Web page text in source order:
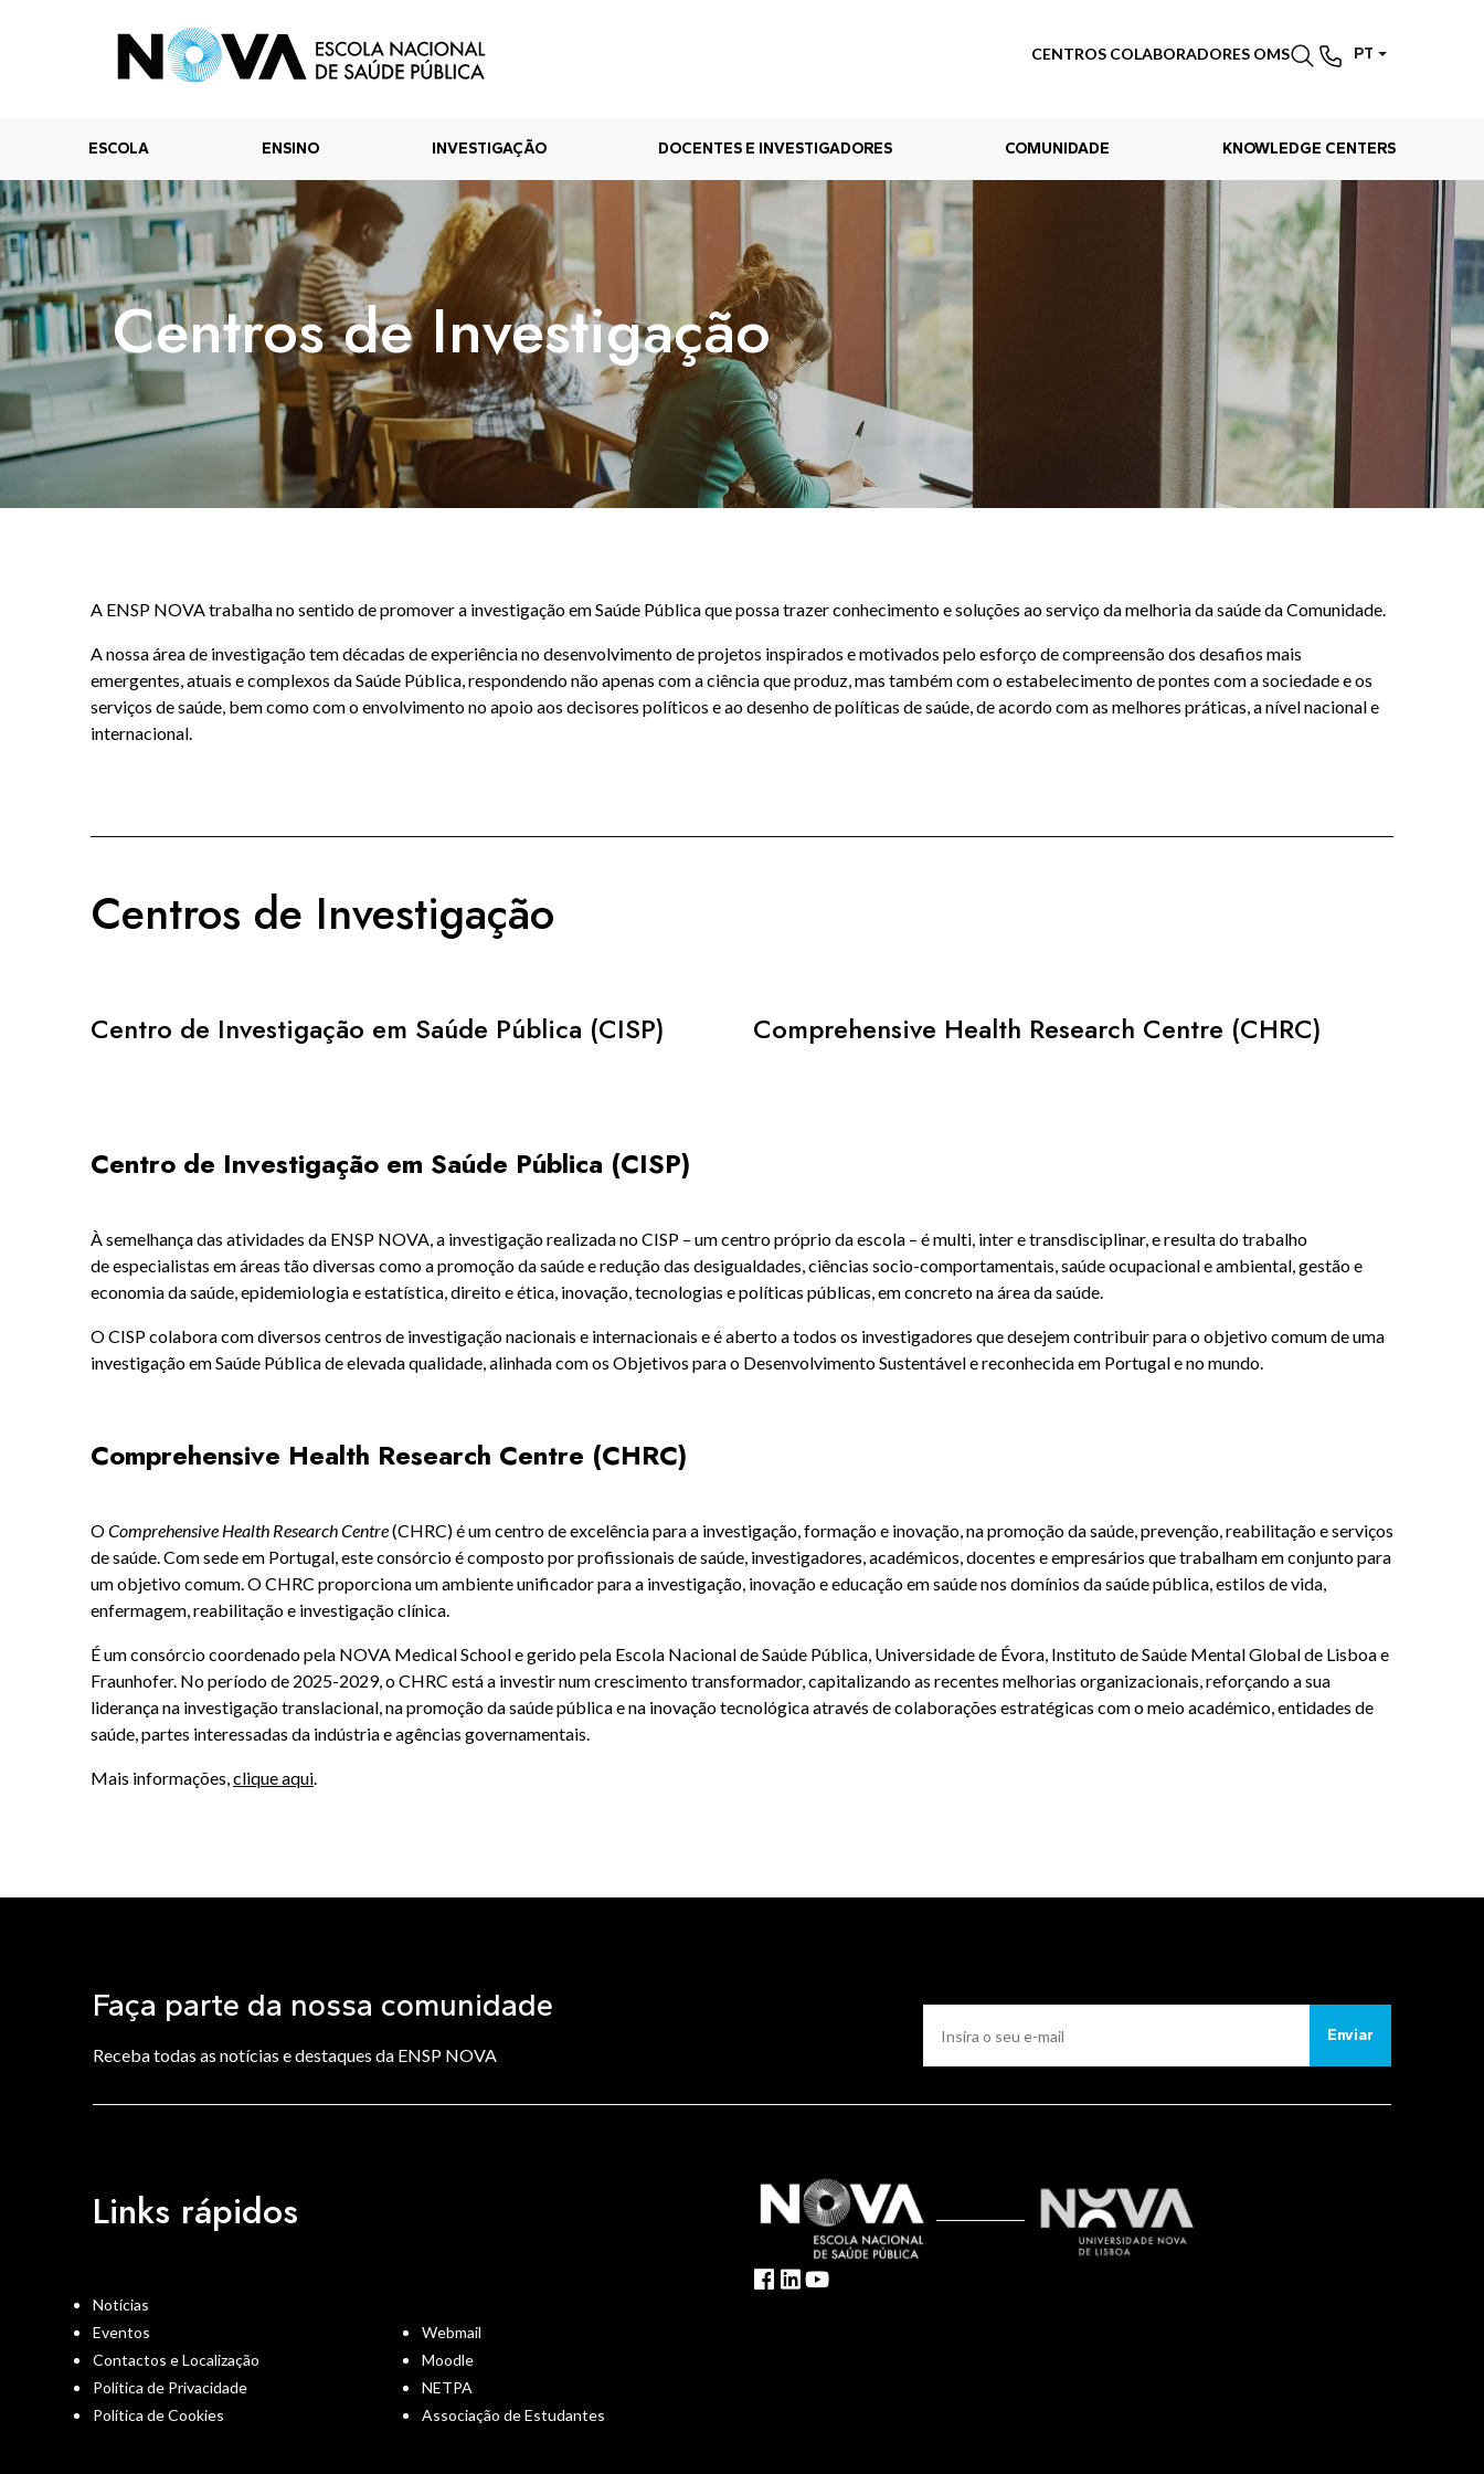
CENTROS COLABORADORES OMS PT
ESCOLA ENSINO INVESTIGAÇÃO DOCENTES E INVESTIGADORES COMUNIDADE KNOWLEDGE CENTERS
Centros de Investigação
A ENSP NOVA trabalha no sentido de promover a investigação em Saúde Pública que possa trazer conhecimento e soluções ao serviço da melhoria da saúde da Comunidade.
A nossa área de investigação tem décadas de experiência no desenvolvimento de projetos inspirados e motivados pelo esforço de compreensão dos desafios mais
emergentes, atuais e complexos da Saúde Pública, respondendo não apenas com a ciência que produz, mas também com o estabelecimento de pontes com a sociedade e os
serviços de saúde, bem como com o envolvimento no apoio aos decisores políticos e ao desenho de políticas de saúde, de acordo com as melhores práticas, a nível nacional e
internacional.
Centros de Investigação
Centro de Investigação em Saúde Pública (CISP) Comprehensive Health Research Centre (CHRC)
Centro de Investigação em Saúde Pública (CISP)
À semelhança das atividades da ENSP NOVA, a investigação realizada no CISP – um centro próprio da escola – é multi, inter e transdisciplinar, e resulta do trabalho
de especialistas em áreas tão diversas como a promoção da saúde e redução das desigualdades, ciências socio-comportamentais, saúde ocupacional e ambiental, gestão e
economia da saúde, epidemiologia e estatística, direito e ética, inovação, tecnologias e políticas públicas, em concreto na área da saúde.
O CISP colabora com diversos centros de investigação nacionais e internacionais e é aberto a todos os investigadores que desejem contribuir para o objetivo comum de uma
investigação em Saúde Pública de elevada qualidade, alinhada com os Objetivos para o Desenvolvimento Sustentável e reconhecida em Portugal e no mundo.
Comprehensive Health Research Centre (CHRC)
OComprehensive Health Research Centre(CHRC) é um centro de excelência para a investigação, formação e inovação, na promoção da saúde, prevenção, reabilitação e serviços
de saúde. Com sede em Portugal, este consórcio é composto por profissionais de saúde, investigadores, académicos, docentes e empresários que trabalham em conjunto para
um objetivo comum. O CHRC proporciona um ambiente unificador para a investigação, inovação e educação em saúde nos domínios da saúde pública, estilos de vida,
enfermagem, reabilitação e investigação clínica.
É um consórcio coordenado pela NOVA Medical School e gerido pela Escola Nacional de Saúde Pública, Universidade de Évora, Instituto de Saúde Mental Global de Lisboa e
Fraunhofer. No período de 2025-2029, o CHRC está a investir num crescimento transformador, capitalizando as recentes melhorias organizacionais, reforçando a sua
liderança na investigação translacional, na promoção da saúde pública e na inovação tecnológica através de colaborações estratégicas com o meio académico, entidades de
saúde, partes interessadas da indústria e agências governamentais.
Mais informações,clique aqui.
Faça parte da nossa comunidade
Receba todas as notícias e destaques da ENSP NOVA
Enviar
Links rápidos
Notícias
Eventos
Contactos e Localização
Política de Privacidade
Política de Cookies
Webmail
Moodle
NETPA
Associação de Estudantes